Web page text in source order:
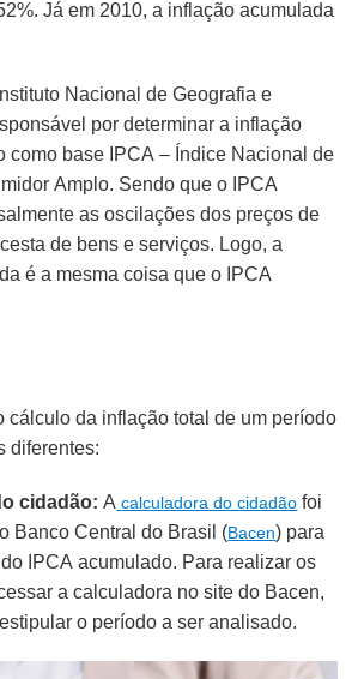
Já em 2010, a inflação acumulada
Nacional de Geografia e
por determinar a inflação
como base IPCA – Índice Nacional de
Amplo. Sendo que o IPCA
as oscilações dos preços de
de bens e serviços. Logo, a
é a mesma coisa que o IPCA
cálculo da inflação total de um período
diferentes:
cidadão: A calculadora do cidadão foi
Banco Central do Brasil (Bacen) para
IPCA acumulado. Para realizar os
a calculadora no site do Bacen,
o período a ser analisado.